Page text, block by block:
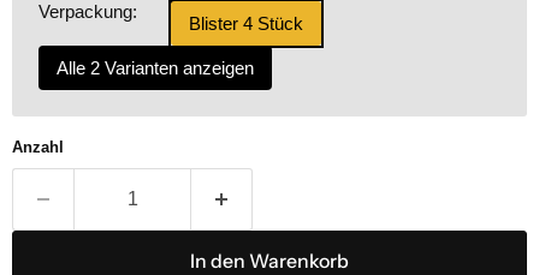
Verpackung:
Blister 4 Stück
Alle 2 Varianten anzeigen
Anzahl
In den Warenkorb